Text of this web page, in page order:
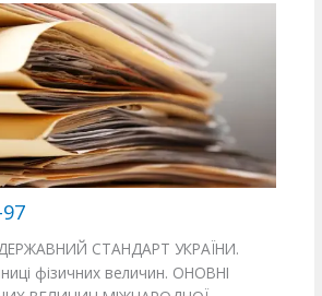
СТАНДАРТ УКРАЇНИ.
фізичних величин. ОНОВНІ